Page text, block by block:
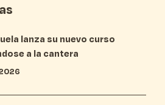
lanza su nuevo curso
a la cantera